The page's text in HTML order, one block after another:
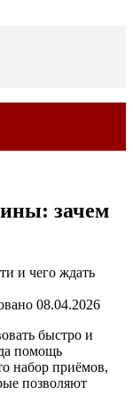
зачем
08.04.2026
быстро и
помощь
набор приёмов,
позволяют